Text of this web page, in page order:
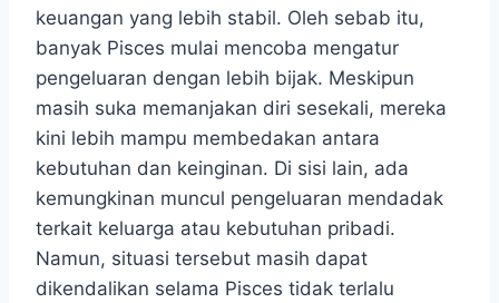
keuangan yang lebih stabil. Oleh sebab itu,
banyak Pisces mulai mencoba mengatur
pengeluaran dengan lebih bijak. Meskipun
masih suka memanjakan diri sesekali, mereka
kini lebih mampu membedakan antara
kebutuhan dan keinginan. Di sisi lain, ada
kemungkinan muncul pengeluaran mendadak
terkait keluarga atau kebutuhan pribadi.
Namun, situasi tersebut masih dapat
dikendalikan selama Pisces tidak terlalu